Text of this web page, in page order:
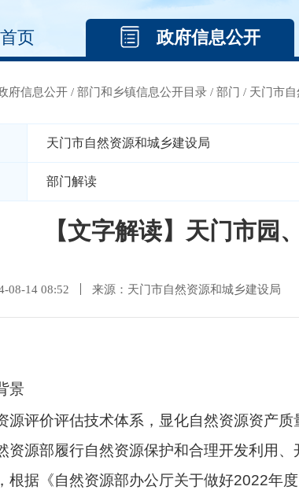
页 政府信息公开
府信息公开 / 部门和乡镇信息公开目录 / 部门 / 天门市
天门市自然资源和城乡建设局
部门解读
【文字解读】天门市园
08-14 08:52 来源：天门市自然资源和城乡建设局
景
源评价评估技术体系，显化自然资源资产
资源部履行自然资源保护和合理开发利用
根据《自然资源部办公厅关于做好2022年